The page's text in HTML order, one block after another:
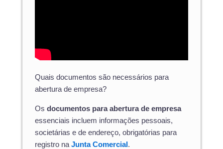
Quais documentos são necessários para
abertura de empresa?
Os documentos para abertura de empresa
essenciais incluem informações pessoais,
societárias e de endereço, obrigatórias para
registro na Junta Comercial .